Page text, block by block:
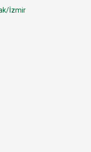
İzmir